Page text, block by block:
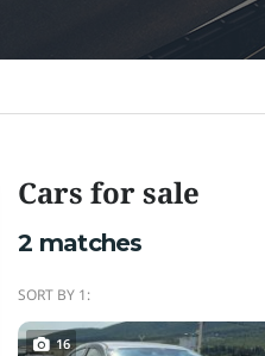
Cars for sale
2 matches
SORT BY 1:
16